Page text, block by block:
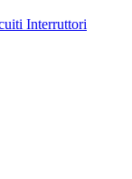
Interruttori